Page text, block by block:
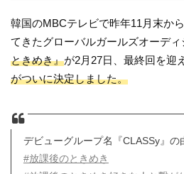
韓国のMBCテレビで昨年11月末か
てきたグローバルガールズオーデ
ときめき』が2月27日、最終回を迎
がついに決定しました。
デビューグループ名『CLASSy』の
#放課後のときめき